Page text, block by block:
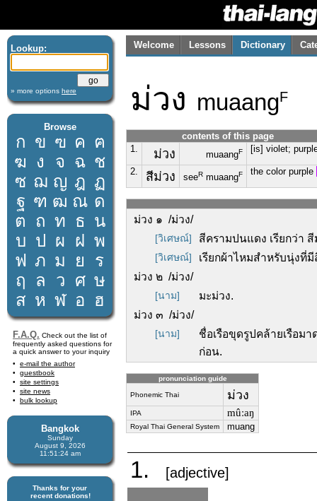
Lookup:
» more options here
Browse
ก ข ฃ ค ฅ
ฆ ง จ ฉ ช
ซ ฌ ญ ฎ ฏ
ฐ ฑ ฒ ณ ด
ต ถ ท ธ น
บ ป ผ ฝ พ
ฟ ภ ม ย
ร
ฤ
ล ว ศ ษ
ส ห ฬ อ ฮ
F.A.Q. Check out the list of
frequently asked questions for
a quick answer to your inquiry
e-mail the author
guestbook
site settings
site news
bulk lookup
Bangkok
Sunday
August 9, 2026
11:51:24 am
Thanks for your
recent donations!
Welcome Lessons Dictionary
ม่วง muaangF
contents of this page
1.
ม่วง muaangF [is] violet;
2. สีม่วง seeR muaangF the color purple
ม่วง ๑ /ม่วง/
[วิเศษณ์] สีครามปนแดง เรียกว่า
[วิเศษณ์]
เรียกผ้าไหมสำหรับนุ่งที่
ม่วง ๒ /ม่วง/
[นาม]
มะม่วง.
ม่วง ๓ /ม่วง/
[นาม]
ชื่อเรือขุดรูปคล้ายเรือม
ก่อน.
pronunciation guide
Phonemic Thai ม่วง
IPA mûːaŋ
Royal Thai General System muang
1. [adjective]